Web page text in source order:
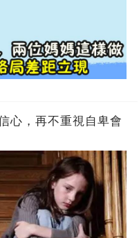
心，再不重視自卑會